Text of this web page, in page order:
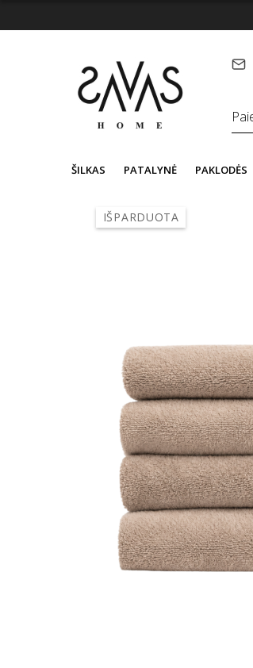
ŠILKAS PATALYNĖ PAKLODĖS
IŠPARDUOTA